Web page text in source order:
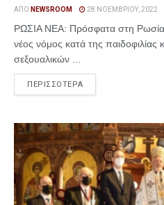
ΑΠΌ NEWSROOM 28 ΝΟΕΜΒΡΊΟΥ, 2022
ΡΩΣΙΑ ΝΕΑ: Πρόσφατα στη
νέος νόμος κατά της
σεξουαλικών ...
ΠΕΡΙΣΣΟΤΕΡΑ